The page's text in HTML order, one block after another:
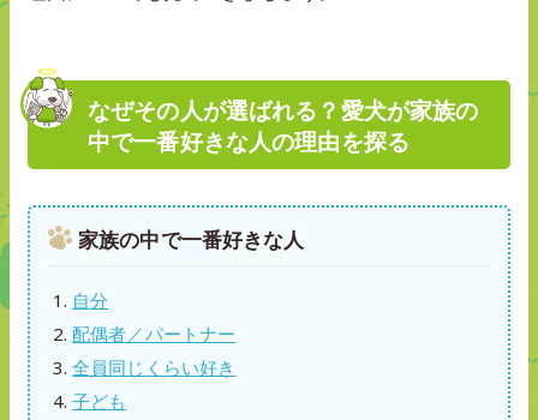
なぜその人が選ばれる？愛犬が家族の
中で一番好きな人の理由を探る
家族の中で一番好きな人
自分
配偶者／パートナー
全員同じくらい好き
子ども